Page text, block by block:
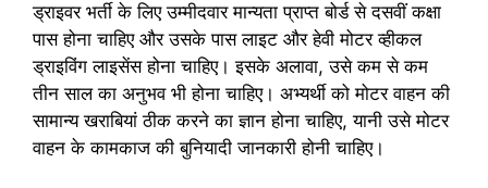
ड्राइवर भर्ती के लिए उम्मीदवार मान्यता प्राप्त बोर्ड से दसवीं कक्षा
पास होना चाहिए और उसके पास लाइट और हेवी मोटर व्हीकल
ड्राइविंग लाइसेंस होना चाहिए। इसके अलावा, उसे कम से कम
तीन साल का अनुभव भी होना चाहिए। अभ्यर्थी को मोटर वाहन की
सामान्य खराबियां ठीक करने का ज्ञान होना चाहिए, यानी उसे मोटर
वाहन के कामकाज की बुनियादी जानकारी होनी चाहिए।